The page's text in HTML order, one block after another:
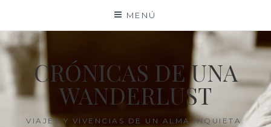
contenido
MENÚ
CRÓNICAS DE UNA
WANDERLUST
VIAJES Y VIVENCIAS DE UN ALMA INQUIETA.